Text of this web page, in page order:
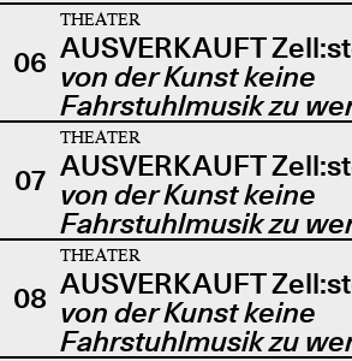
06
THEATER
AUSVERKAUFT
von der Kunst keine
Fahrstuhlmusik zu
07
THEATER
AUSVERKAUFT
von der Kunst keine
Fahrstuhlmusik zu
08
THEATER
AUSVERKAUFT
von der Kunst keine
Fahrstuhlmusik zu